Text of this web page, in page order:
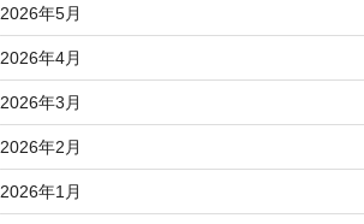
2026年5月
2026年4月
2026年3月
2026年2月
2026年1月